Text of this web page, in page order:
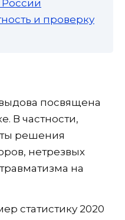
и проверку
посвящена
В частности,
решения
нетрезвых
на
статистику 2020